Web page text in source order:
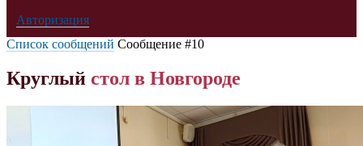
Авторизация
Список сообщений Сообщение #10
Круглый стол в Новгороде